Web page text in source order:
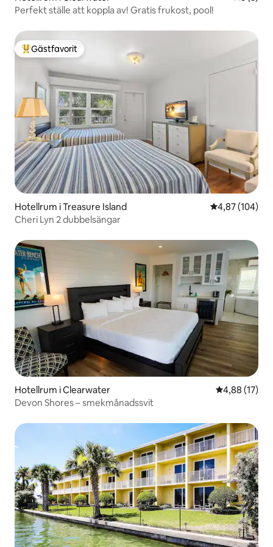
Perfekt ställe att koppla av! Gratis frukost, pool!
Populär gästfavorit
Gästfavorit
Hotellrum i Treasure Island 4,87 av 5 i
4,87 (104)
Cheri Lyn 2 dubbelsängar
Hotellrum i Clearwater 4,88 av 5 i
4,88 (17)
Devon Shores – smekmånadssvit